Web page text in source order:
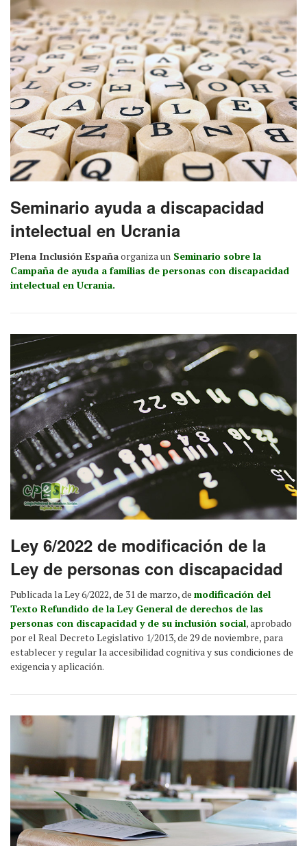
Seminario ayuda a discapacidad
intelectual en Ucrania
Plena Inclusión Españaorganiza un Seminario sobre la
Campaña de ayuda a familias de personas con discapacidad
intelectual en Ucrania.
Ley 6/2022 de modificación de la
Ley de personas con discapacidad
Publicada la Ley 6/2022, de 31 de marzo, de modificación del
Texto Refundido de la Ley General de derechos de las
personas con discapacidad y de su inclusión social, aprobado
por el Real Decreto Legislativo 1/2013, de 29 de noviembre, para
establecer y regular la accesibilidad cognitiva y sus condiciones de
exigencia y aplicación.